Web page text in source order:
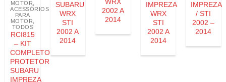
MOTOR
ACESSÓRIOS
PARA
MOTOR
TODOS
RCI815
– KIT
COMPLETO
PROTETOR
SUBARU
IMPREZA
SUBARU
WRX
STI
2002 A
2014
2002 A
2014
IMPREZA
WRX
STI
2002 A
2014
IMPREZA
/ STI
2002 –
2014